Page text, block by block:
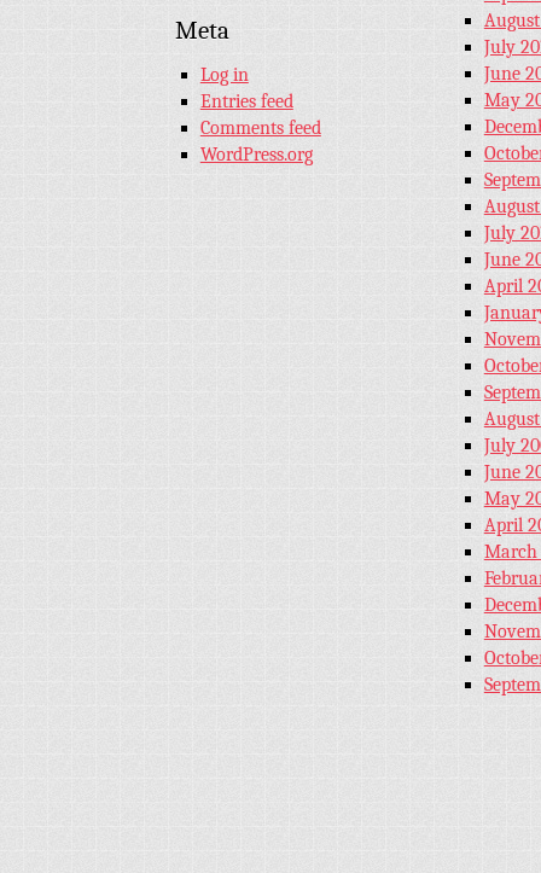
Meta
Log in
Entries feed
Comments feed
WordPress.org
August
July
June
May
July
June
April
July
June
May
April
March